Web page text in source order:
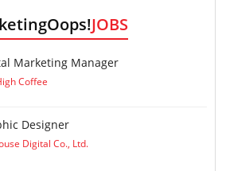
JOBS
Marketing Manager
Coffee
Designer
Digital Co., Ltd.